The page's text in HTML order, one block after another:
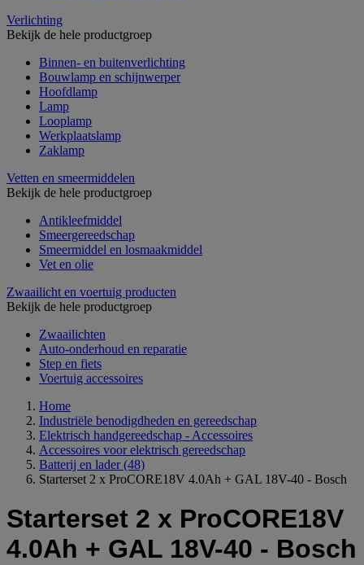
Verlichting
Bekijk de hele productgroep
Binnen- en buitenverlichting
Bouwlamp en schijnwerper
Hoofdlamp
Lamp
Looplamp
Werkplaatslamp
Zaklamp
Vetten en smeermiddelen
Bekijk de hele productgroep
Antikleefmiddel
Smeergereedschap
Smeermiddel en losmaakmiddel
Vet en olie
Zwaailicht en voertuig producten
Bekijk de hele productgroep
Zwaailichten
Auto-onderhoud en reparatie
Step en fiets
Voertuig accessoires
Home
Industriële benodigdheden en gereedschap
Elektrisch handgereedschap - Accessoires
Accessoires voor elektrisch gereedschap
Batterij en lader (48)
Starterset 2 x ProCORE18V 4.0Ah + GAL 18V-40 - Bosch
Starterset 2 x ProCORE18V
4.0Ah + GAL 18V-40 - Bosch